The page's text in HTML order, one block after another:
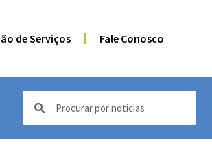
de Serviços Fale Conosco